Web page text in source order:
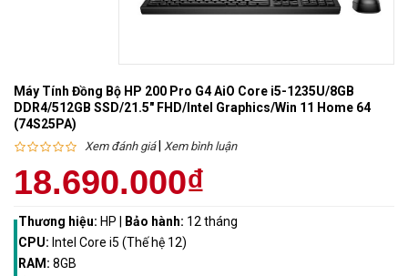
Máy Tính Đồng Bộ HP 200 Pro G4 AiO Core i5-1235U/8GB
DDR4/512GB SSD/21.5" FHD/Intel Graphics/Win 11 Home 64
(74S25PA)
Xem đánh giá| Xem bình luận
18.690.000₫
Thương hiệu: HP Bảo hành: 12 tháng
CPU: Intel Core i5 (Thế hệ 12)
RAM: 8GB